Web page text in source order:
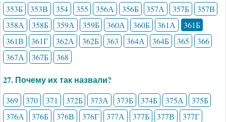
353Б
353В 354 355 356А 356Б 357А 357Б
357В
358А
358Б 359А 359Б 360А 360Б 361А
361Б
361В
361Г 362А 362Б 363 364А 364Б 365
366
367А
367Б 368
27. Почему их так назвали?
369 370 371 372Б 373А 373Б 374Б 375А
375Б
376А
376Б 376В 376Г 377А 377Б 377В
377Г